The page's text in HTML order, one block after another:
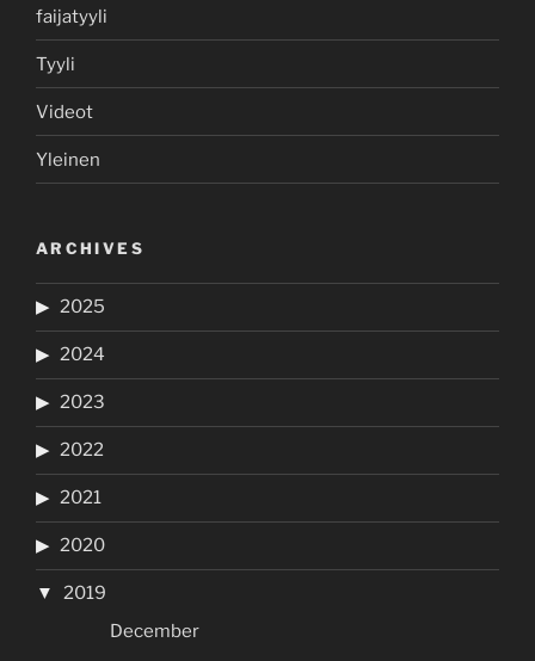
faijatyyli
Tyyli
Videot
Yleinen
ARCHIVES
2025
2024
2023
2022
2021
2020
2019
December